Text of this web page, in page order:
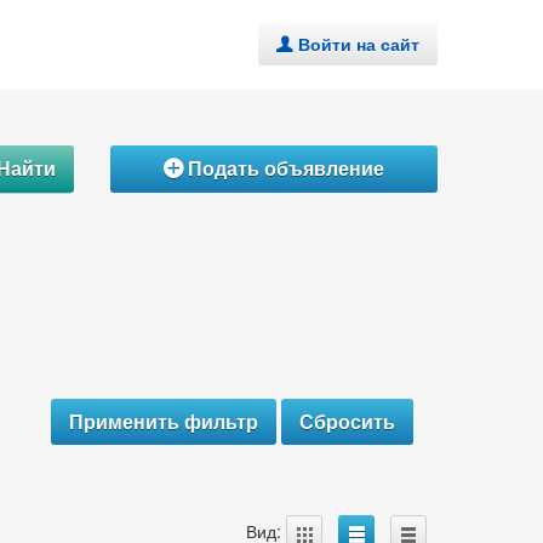
. Войти на сайт
ÁПодать объявление
Вид: A B C